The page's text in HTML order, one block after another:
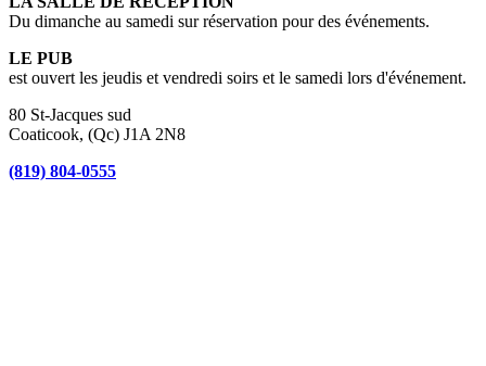
Du dimanche au samedi sur réservation pour des événements.
LE PUB
est ouvert les jeudis et vendredi soirs et le samedi lors d'événement.
80 St-Jacques sud
Coaticook, (Qc) J1A 2N8
(819) 804-0555